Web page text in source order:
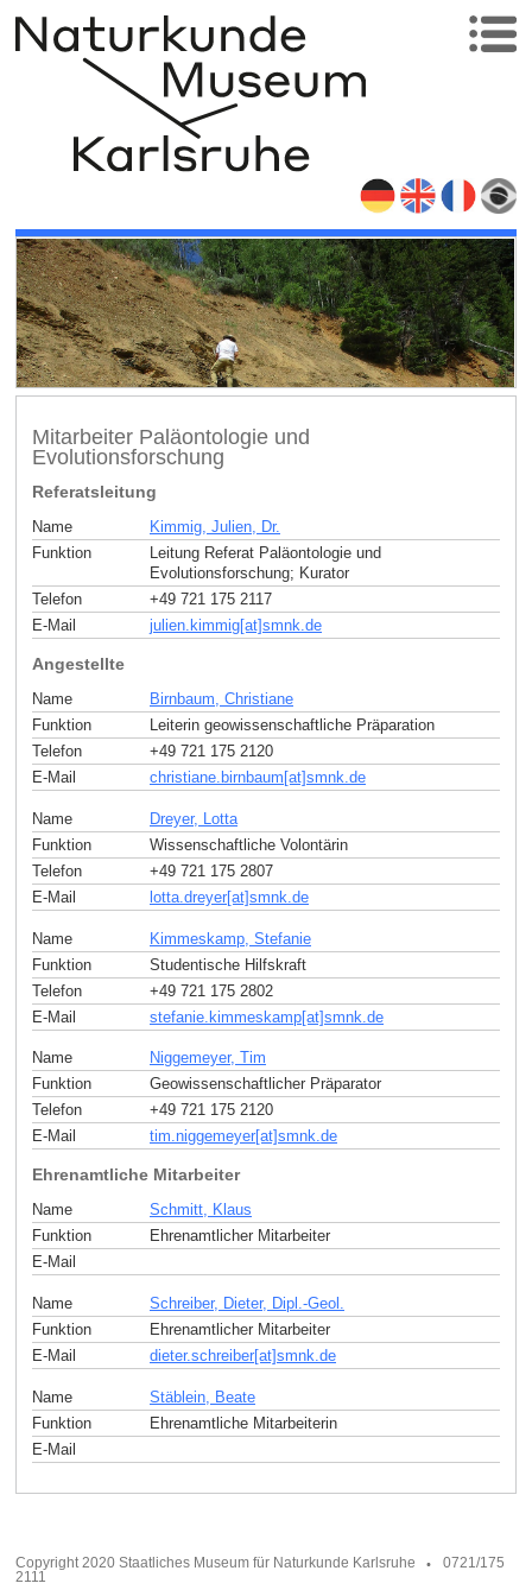
Mitarbeiter Paläontologie und
Evolutionsforschung
Referatsleitung
Name
Kimmig, Julien, Dr.
Funktion
Leitung Referat Paläontologie und
Evolutionsforschung; Kurator
Telefon
+49 721 175 2117
E-Mail
julien.kimmig[at]smnk.de
Angestellte
Name
Birnbaum, Christiane
Funktion
Leiterin geowissenschaftliche Präparation
Telefon
+49 721 175 2120
E-Mail
christiane.birnbaum[at]smnk de
Name
Dreyer, Lotta
Funktion
Wissenschaftliche Volontärin
Telefon
+49 721 175 2807
E-Mail
lotta.dreyer[at]smnk de
Name
Kimmeskamp, Stefanie
Funktion
Studentische Hilfskraft
Telefon
+49 721 175 2802
E-Mail
stefanie.kimmeskamp[at]smnk de
Name
Niggemeyer, Tim
Funktion
Geowissenschaftlicher Präparator
Telefon
+49 721 175 2120
E-Mail
tim.niggemeyer[at]smnk.de
Ehrenamtliche Mitarbeiter
Name
Schmitt, Klaus
Funktion
Ehrenamtlicher Mitarbeiter
E-Mail
Name
Schreiber, Dieter, Dipl.-Geol.
Funktion
Ehrenamtlicher Mitarbeiter
E-Mail
dieter.schreiber[at]smnk de
Name
Stäblein, Beate
Funktion
Ehrenamtliche Mitarbeiterin
E-Mail
Copyright 2020 Staatliches Museum für Naturkunde Karlsruhe
0721/175
2111